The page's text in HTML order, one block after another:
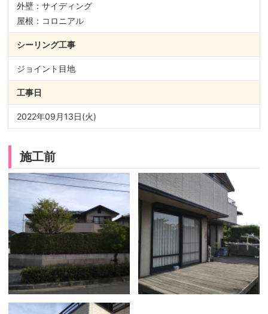
外壁：サイディング
屋根：コロニアル
シーリング工事
ジョイント目地
工事日
2022年09月13日(火)
施工前